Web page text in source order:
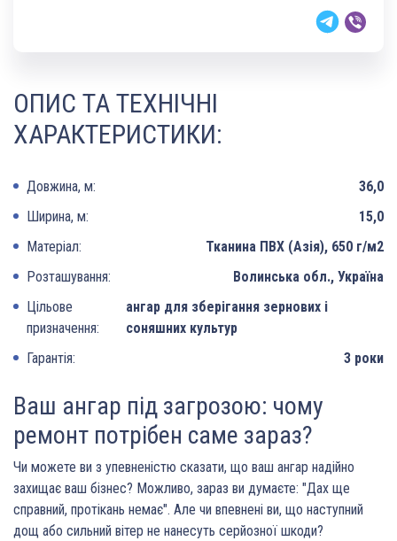
ОПИС ТА ТЕХНІЧНІ
ХАРАКТЕРИСТИКИ:
Довжина, м:
36,0
Ширина, м:
15,0
Матеріал:
Тканина ПВХ (Азія), 650 г/м2
Розташування:
Волинська обл., Україна
Цільове
призначення:
ангар для зберігання зернових і
соняшних культур
Гарантія:
3 роки
Ваш ангар під загрозою: чому
ремонт потрібен саме зараз?
Чи можете ви з упевненістю сказати, що ваш ангар надійно
захищає ваш бізнес? Можливо, зараз ви думаєте: "Дах ще
справний, протікань немає". Але чи впевнені ви, що наступний
дощ або сильний вітер не нанесуть серйозної шкоди?